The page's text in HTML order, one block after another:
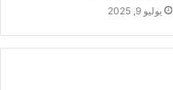
يوليو 9, 2025